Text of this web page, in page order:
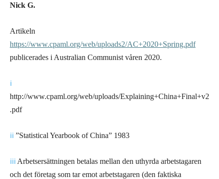
Nick G.
Artikeln
https://www.cpaml.org/web/uploads2/AC+2020+Spring.pdf
publicerades i Australian Communist våren 2020.
i
http://www.cpaml.org/web/uploads/Explaining+China+Final+v2
.pdf
ii ”Statistical Yearbook of China” 1983
iii Arbetsersättningen betalas mellan den uthyrda arbetstagaren
och det företag som tar emot arbetstagaren (den faktiska